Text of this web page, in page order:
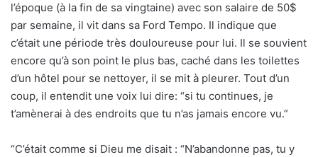
l’époque (à la fin de sa vingtaine) avec son salaire de 50$
par semaine, il vit dans sa Ford Tempo. Il indique que
c’était une période très douloureuse pour lui. Il se souvient
encore qu’à son point le plus bas, caché dans les toilettes
d’un hôtel pour se nettoyer, il se mit à pleurer. Tout d’un
coup, il entendit une voix lui dire: “si tu continues, je
t’amènerai à des endroits que tu n’as jamais encore vu.”
“C’était comme si Dieu me disait : “N’abandonne pas, tu y